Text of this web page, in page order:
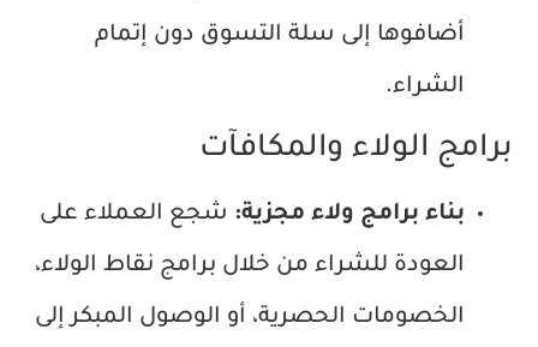
أضافوها إلى سلة التسوق دون إتمام
الشراء.
برامج الولاء والمكافآت
بناء برامج ولاء مجزية: شجع العملاء على
العودة للشراء من خلال برامج نقاط الولاء،
الخصومات الحصرية، أو الوصول المبكر إلى